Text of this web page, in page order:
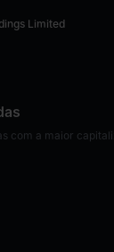
Limited
com a maior